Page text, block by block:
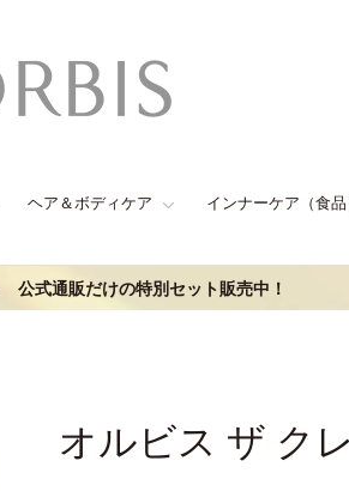
ヘア＆ボディケア インナーケア（食品
公式通販だけの特別セット販売中！
オルビス ザ ク